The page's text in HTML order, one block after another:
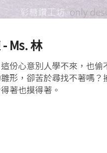
Ms. 林
份心意別人學不來，也
形，卻苦於尋找不著嗎
著也摸得著。